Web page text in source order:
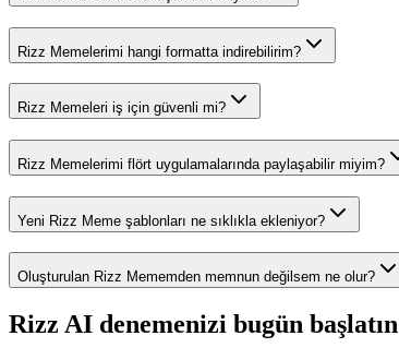
Rizz Memelerimi hangi formatta indirebilirim?
Rizz Memeleri iş için güvenli mi?
Rizz Memelerimi flört uygulamalarında paylaşabilir miyim?
Yeni Rizz Meme şablonları ne sıklıkla ekleniyor?
Oluşturulan Rizz Mememden memnun değilsem ne olur?
Rizz AI denemenizi bugün başlatın